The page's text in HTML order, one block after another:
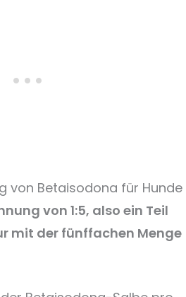
von Betaisodona für Hunde
von 1:5, also ein Teil
mit der fünffachen Menge